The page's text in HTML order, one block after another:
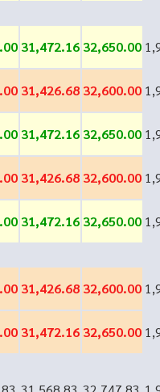
31,472.16 32,650.00
31,426.68 32,600.00
31,472.16 32,650.00
31,426.68 32,600.00
31,472.16 32,650.00
31,426.68 32,600.00
31,472.16 32,650.00